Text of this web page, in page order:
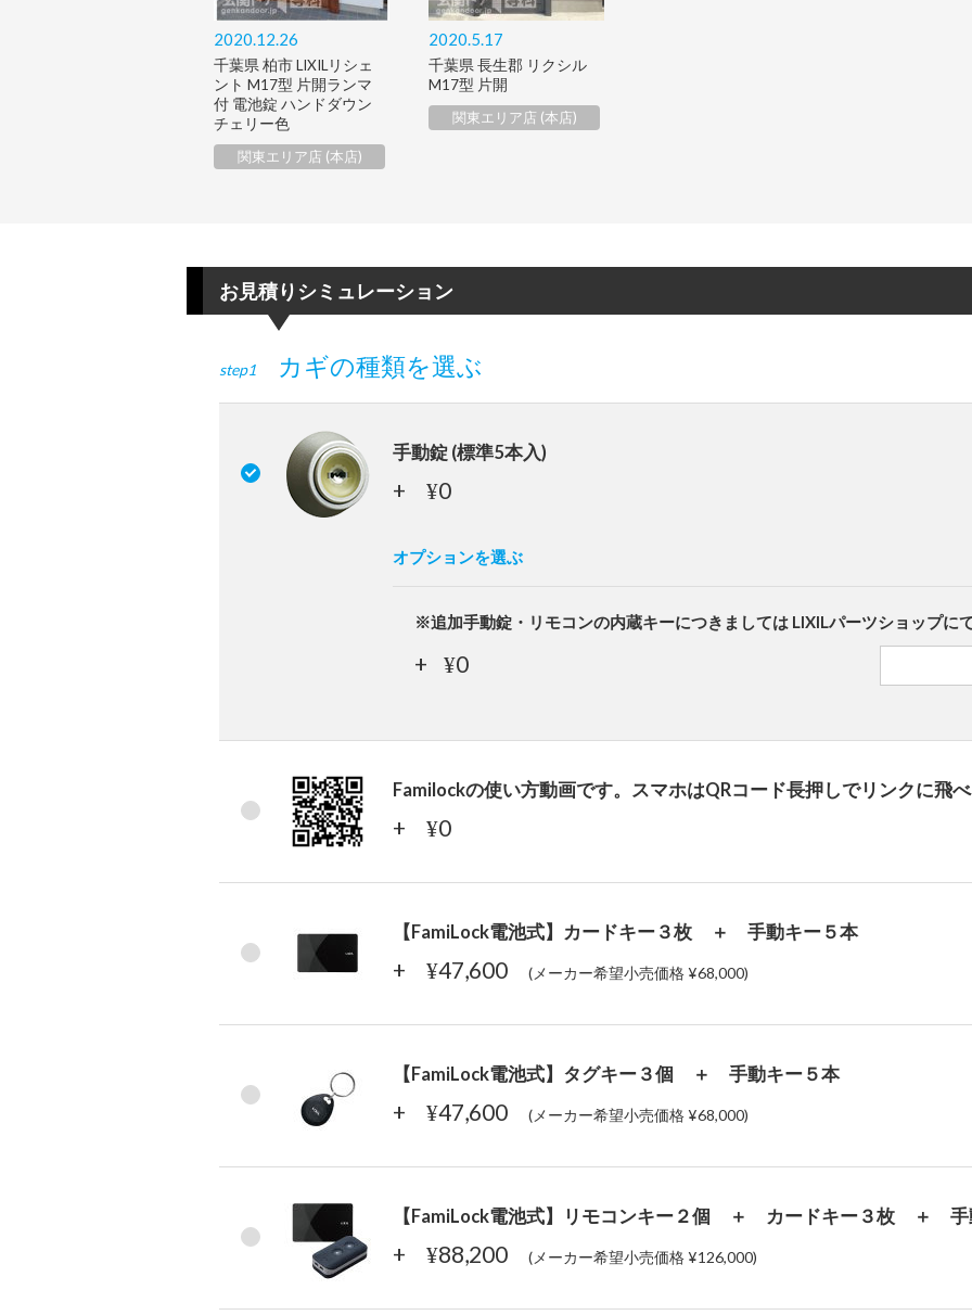
2020.12.26
千葉県 柏市 LIXILリシェ
ント M17型 片開ランマ
付 電池錠 ハンドダウン
チェリー色
関東エリア店 (本店)
2020.5.17
千葉県 長生郡 リクシル
M17型 片開
関東エリア店 (本店)
お見積りシミュレーション
step1 カギの種類を選ぶ
手動錠 (標準5本入)
+ ¥0
オプションを選ぶ
※追加手動錠・リモコンの内蔵キーにつきましては LIXILパーツショップに
+ ¥0
Familockの使い方動画です。スマホはQRコード長押しでリンクに飛
+ ¥0
【FamiLock電池式】カードキー３枚 ＋ 手動キー５本
+ ¥47,600 (メーカー希望小売価格 ¥68,000)
【FamiLock電池式】タグキー３個 ＋ 手動キー５本
+ ¥47,600 (メーカー希望小売価格 ¥68,000)
【FamiLock電池式】リモコンキー２個 ＋ カードキー３枚 ＋ 手
+ ¥88,200 (メーカー希望小売価格 ¥126,000)